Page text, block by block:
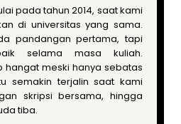
pada tahun 2014, saat kami
di universitas yang sama.
pandangan pertama, tapi
selama masa kuliah.
hangat meski hanya sebatas
semakin terjalin saat kami
skripsi bersama, hingga
tiba.